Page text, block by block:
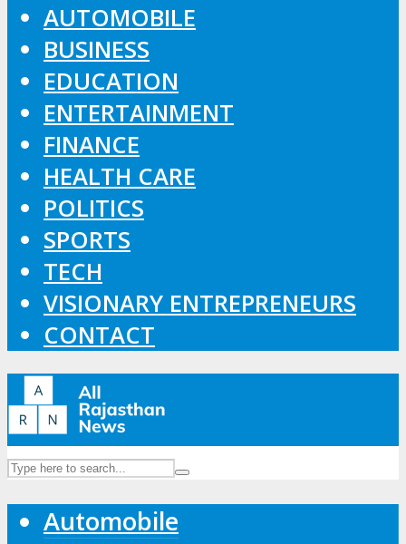
AUTOMOBILE
BUSINESS
EDUCATION
ENTERTAINMENT
FINANCE
HEALTH CARE
POLITICS
SPORTS
TECH
VISIONARY ENTREPRENEURS
CONTACT
Automobile